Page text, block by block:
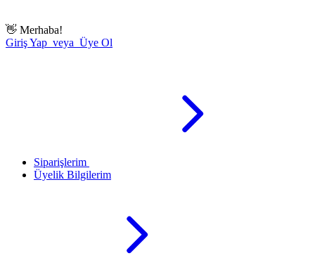
👋 Merhaba!
Giriş Yap veya Üye Ol
Siparişlerim
Üyelik Bilgilerim